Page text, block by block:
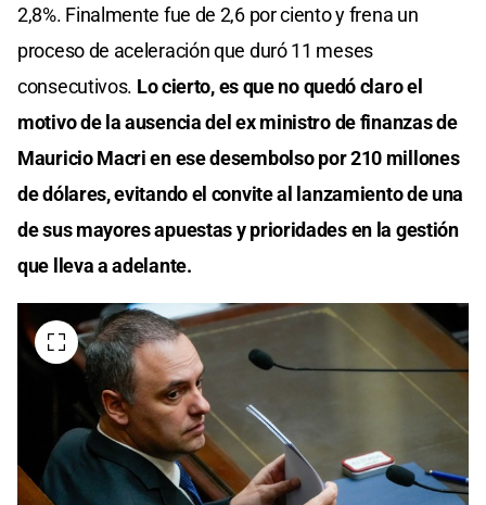
2,8%. Finalmente fue de 2,6 por ciento y frena un
proceso de aceleración que duró 11 meses
consecutivos. Lo cierto, es que no quedó claro el
motivo de la ausencia del ex ministro de finanzas de
Mauricio Macri en ese desembolso por 210 millones
de dólares, evitando el convite al lanzamiento de una
de sus mayores apuestas y prioridades en la gestión
que lleva a adelante.